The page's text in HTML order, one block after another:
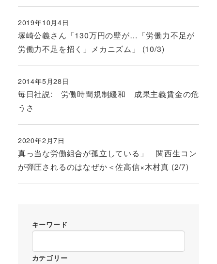
塚崎公義さん「130万円の壁が…「労働力不足が
労働力不足を招く」メカニズム」 (10/3)
投稿日
2019年10月4日
毎日社説: 労働時間規制緩和 成果主義賃金の危
うさ
投稿日
2014年5月28日
真っ当な労働組合が孤立している」 関西生コン
が弾圧されるのはなぜか＜佐高信×木村真 (2/7)
投稿日
2020年2月7日
キーワード
カテゴリー